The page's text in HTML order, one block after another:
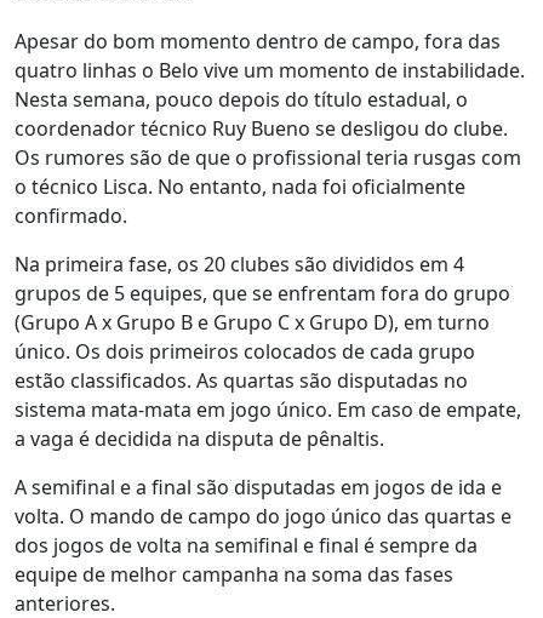
Apesar do bom momento dentro de campo, fora das
quatro linhas o Belo vive um momento de instabilidade.
Nesta semana, pouco depois do título estadual, o
coordenador técnico Ruy Bueno se desligou do clube.
Os rumores são de que o profissional teria rusgas com
o técnico Lisca. No entanto, nada foi oficialmente
confirmado.
Na primeira fase, os 20 clubes são divididos em 4
grupos de 5 equipes, que se enfrentam fora do grupo
(Grupo A x Grupo B e Grupo C x Grupo D), em turno
único. Os dois primeiros colocados de cada grupo
estão classificados. As quartas são disputadas no
sistema mata-mata em jogo único. Em caso de empate,
a vaga é decidida na disputa de pênaltis.
A semifinal e a final são disputadas em jogos de ida e
volta. O mando de campo do jogo único das quartas e
dos jogos de volta na semifinal e final é sempre da
equipe de melhor campanha na soma das fases
anteriores.